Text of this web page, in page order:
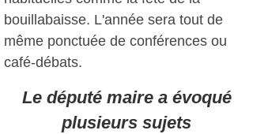
bouillabaisse. L'année sera tout de
même ponctuée de conférences ou
café-débats.
Le député maire a évoqué
plusieurs sujets